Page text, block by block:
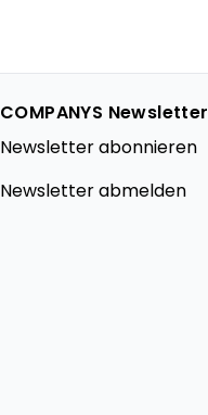
COMPANYS Newsletter
Newsletter abonnieren
Newsletter abmelden